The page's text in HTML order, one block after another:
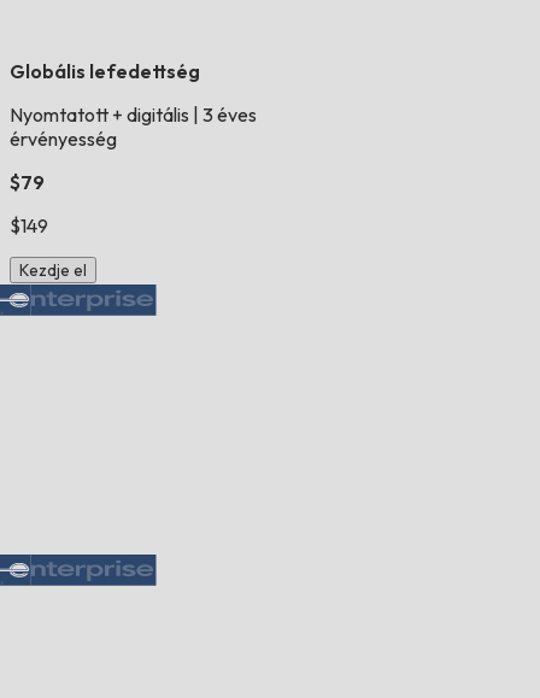
Globális lefedettség
Nyomtatott + digitális 3 éves
érvényesség
$79
$149
Kezdje el